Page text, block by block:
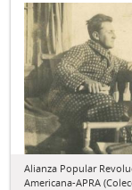
Alianza Popular
Americana-APRA